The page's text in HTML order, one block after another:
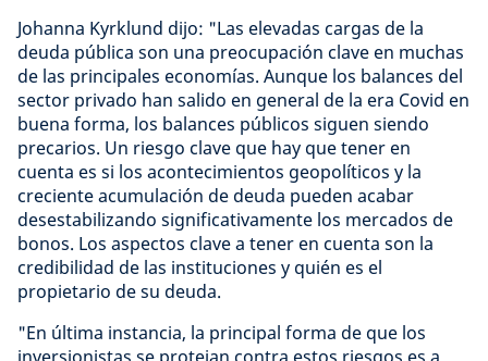
Johanna Kyrklund dijo: "Las elevadas cargas de la
deuda pública son una preocupación clave en muchas
de las principales economías. Aunque los balances del
sector privado han salido en general de la era Covid en
buena forma, los balances públicos siguen siendo
precarios. Un riesgo clave que hay que tener en
cuenta es si los acontecimientos geopolíticos y la
creciente acumulación de deuda pueden acabar
desestabilizando significativamente los mercados de
bonos. Los aspectos clave a tener en cuenta son la
credibilidad de las instituciones y quién es el
propietario de su deuda.
"En última instancia, la principal forma de que los